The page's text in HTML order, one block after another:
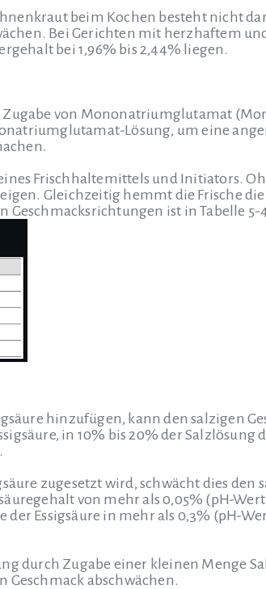
beim Kochen besteht nicht
Bei Gerichten mit herzhaftem
bei 1,96% bis 2,44% liegen.
Zugabe von Mononatriumglutamat
Lösung, um eine
Frischhaltemittels und Initiators.
Gleichzeitig hemmt die Frische
ist in Tabelle 5-
hinzufügen, kann den salzigen
in 10% bis 20% der Salzlösung
zugesetzt wird, schwächt dies den
von mehr als 0,05% (pH-
Essigsäure in mehr als 0,3% (pH-
durch Zugabe einer kleinen Menge
Geschmack abschwächen.